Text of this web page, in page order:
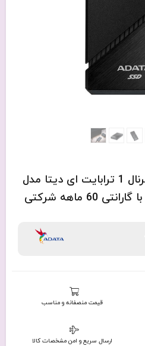
هارد اس اس دی اکسترنال 1 ترابایت ای دیتا مدل
قیمت منصفانه و مناسب
ارسال سریع و امن مشخصات کالا